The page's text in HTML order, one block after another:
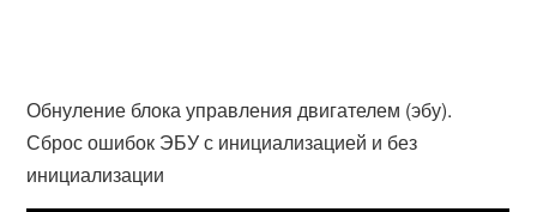
Обнуление блока управления двигателем (эбу).
Сброс ошибок ЭБУ с инициализацией и без
инициализации